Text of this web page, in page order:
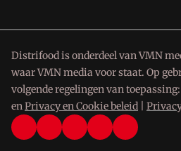
Distrifood is onderdeel van VMN
waar VMN media voor staat. Op
volgende regelingen van toepassing:
enPrivacy en Cookie beleid